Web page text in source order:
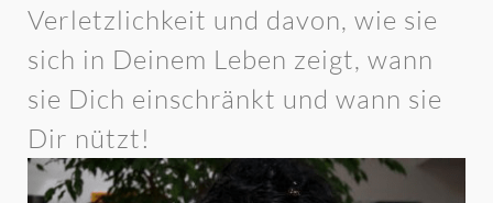
Verletzlichkeit und davon, wie sie
sich in Deinem Leben zeigt, wann
sie Dich einschränkt und wann sie
Dir nützt!